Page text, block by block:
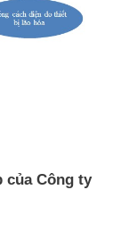
của Công ty